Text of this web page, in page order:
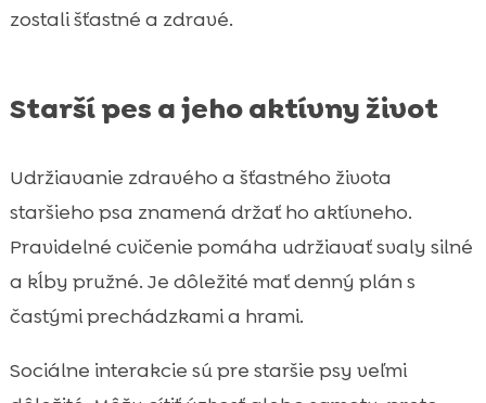
zostali šťastné a zdravé.
Starší pes a jeho aktívny život
Udržiavanie zdravého a šťastného života
staršieho psa znamená držať ho aktívneho.
Pravidelné cvičenie pomáha udržiavať svaly silné
a kĺby pružné. Je dôležité mať denný plán s
častými prechádzkami a hrami.
Sociálne interakcie sú pre staršie psy veľmi